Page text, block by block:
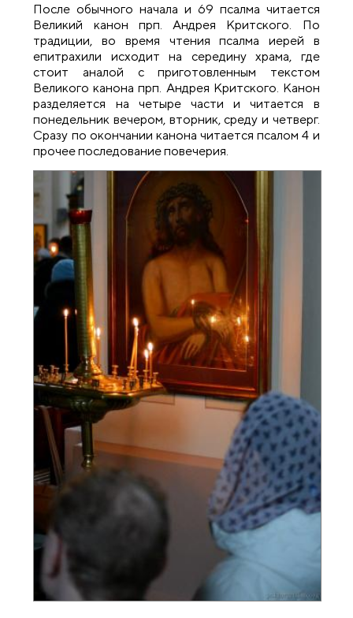
После обычного начала и 69 псалма читается
Великий канон прп. Андрея Критского. По
традиции, во время чтения псалма иерей в
епитрахили исходит на середину храма, где
стоит аналой с приготовленным текстом
Великого канона прп. Андрея Критского. Канон
разделяется на четыре части и читается в
понедельник вечером, вторник, среду и четверг.
Сразу по окончании канона читается псалом 4 и
прочее последование повечерия.